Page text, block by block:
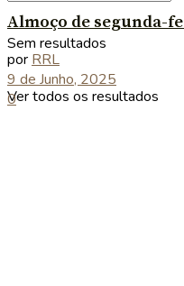
Sem resultados
Ver todos os resultados
Almoço de segunda-
por RRL
9 de Junho, 2025
0